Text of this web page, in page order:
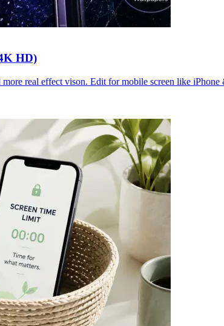
HD)
real effect vison. Edit for mobile screen like